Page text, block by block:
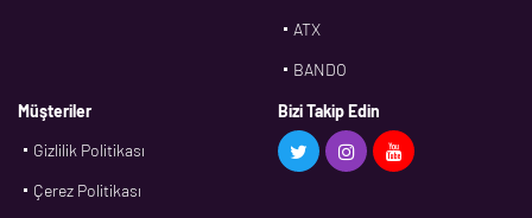
ATX
BANDO
BMS
CDF
Müşteriler
Gizlilik Politikası
Çerez Politikası
Bizi Takip Edin